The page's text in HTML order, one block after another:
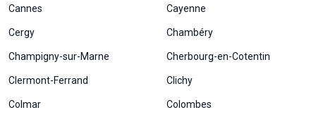
Cannes Cayenne
Cergy Chambéry
Champigny-sur-Marne Cherbourg-en-Cotentin
Clermont-Ferrand Clichy
Colmar Colombes